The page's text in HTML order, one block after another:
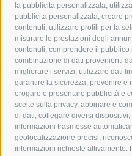
la pubblicità personalizzata,
pubblicità personalizzata, creare
contenuti, utilizzare profili per la
misurare le prestazioni degli
contenuti, comprendere il pubblico
combinazione di dati provenienti
migliorare i servizi, utilizzare dati
garantire la sicurezza, prevenire e
erogare e presentare pubblicità e
scelte sulla privacy, abbinare e
di dati, collegare diversi
informazioni trasmesse
geolocalizzazione precisi,
informazioni richieste attivamente.
Asl Napoli 3 sud
castellammare di stabia
comune di sorrento
costiera amalfitana
covid-19
fondazione sorrento
gori
lavori
lorenzo balducelli
massimo coppola
Meta
penisola sorrentina
piano